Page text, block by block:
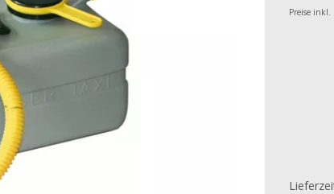
Preise inkl.